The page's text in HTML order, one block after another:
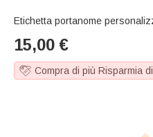
Etichetta portanome
15,00 €
Compra di più Risparmia